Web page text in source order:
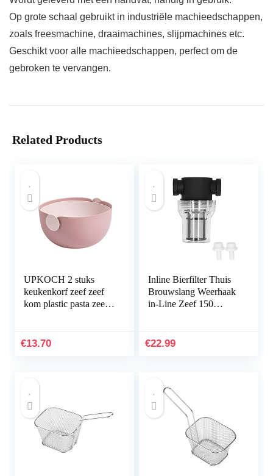
Op grote schaal gebruikt in industriële machieedschappen,
zoals freesmachine, draaimachines, slijpmachines etc.
Geschikt voor alle machieedschappen, perfect om de
gebroken te vervangen.
Related Products
UPKOCH 2 stuks
keukenkorf zeef zeef
kom plastic pasta zeef
wassen mand voor
€13.70
Inline Bierfilter Thuis
Brouwslang Weerhaak
in-Line Zeef 150
€22.99